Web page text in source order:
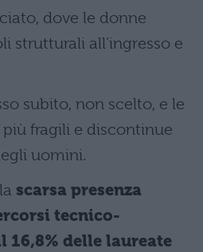
dove le donne
strutturali all’ingresso e
subito, non scelto, e le
fragili e discontinue
uomini.
scarsa presenza
tecnico-
16,8% delle laureate